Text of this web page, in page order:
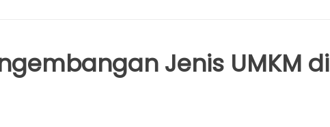
Jenis UMKM di